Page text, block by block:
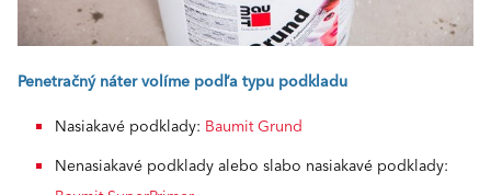
Penetračný náter volíme podľa typu podkladu
Nasiakavé podklady: Baumit Grund
Nenasiakavé podklady alebo slabo nasiakavé podklady: